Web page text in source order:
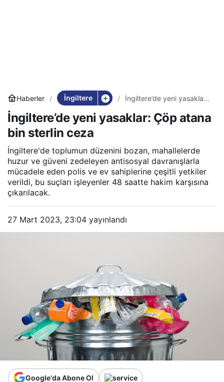
Haberler İngiltere
İngiltere’de yeni yasaklar:
İngiltere’de yeni yasaklar: Çöp atana
bin sterlin ceza
İngiltere'de toplumun düzenini bozan, mahallelerde
huzur ve güveni zedeleyen antisosyal davranışlarla
mücadele eden polis ve ev sahiplerine çeşitli yetkiler
verildi, bu suçları işleyenler 48 saatte hakim karşısına
çıkarılacak.
27 Mart 2023, 23:04 yayınlandı
Google'da Abone Ol